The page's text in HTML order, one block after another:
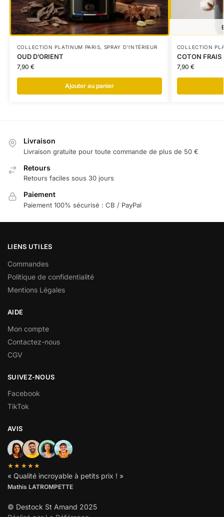
COLLECTION PLATINUM PARIS, SPRAY D'INTÉRIEUR
OUD D’ORIENT
7,90 €
Ajouter au panier
COLLECTION
COTON FRAIS
7,90 €
Livraison
Livraison gratuite pour toute commande de plus de 50 €
Retours
Retours faciles sous 30 jours
Paiement
Paiement 100% sécurisé : CB / PayPal
LIENS UTILES
Commandes
Politique de confidentialité
Mentions Légales
AIDE
Mon compte
Contactez-nous
CGV
SUIVEZ-NOUS
Facebook
TikTok
AVIS
★★★★★
« Qualité incroyable à petits prix ! »
Mathis LATROMPETTE
© Destock St Amand 2025